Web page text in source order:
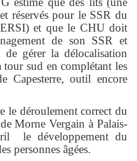
réservés pour le SSR du
et que le CHU doit
de son SSR et
gérer la délocalisation
sud en complétant les
Capesterre, outil encore
correct du
Morne Vergain à Palais-
le développement du
personnes âgées.